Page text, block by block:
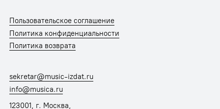
Пользовательское соглашение
Политика конфиденциальности
Политика возврата
sekretar@music-izdat.ru
info@musica.ru
123001, г. Москва,